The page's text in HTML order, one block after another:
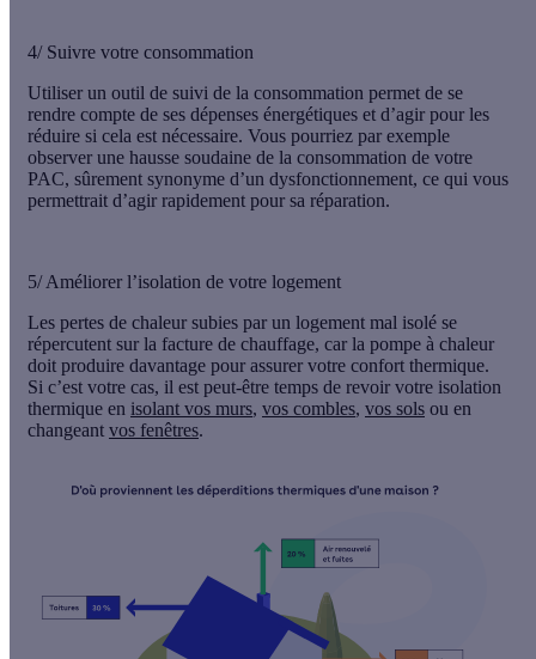
4/ Suivre votre consommation
Utiliser un outil de suivi de la consommation permet de se
rendre compte de ses dépenses énergétiques et d’agir pour les
réduire si cela est nécessaire. Vous pourriez par exemple
observer une hausse soudaine de la consommation de votre
PAC, sûrement synonyme d’un dysfonctionnement, ce qui vous
permettrait d’agir rapidement pour sa réparation.
5/ Améliorer l’isolation de votre logement
Les pertes de chaleur subies par un logement mal isolé se
répercutent sur la facture de chauffage, car la pompe à chaleur
doit produire davantage pour assurer votre confort thermique.
Si c’est votre cas, il est peut-être temps de revoir votre isolation
thermique en isolant vos murs, vos combles, vos sols ou en
changeant vos fenêtres.